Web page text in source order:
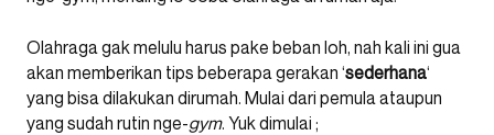
Olahraga gak melulu harus pake beban loh, nah kali ini gua
akan memberikan tips beberapa gerakan ‘sederhana‘
yang bisa dilakukan dirumah. Mulai dari pemula ataupun
yang sudah rutin nge-gym. Yuk dimulai ;